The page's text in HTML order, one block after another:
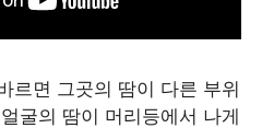
르면 그곳의 땀이 다른 부위
굴의 땀이 머리등에서 나게